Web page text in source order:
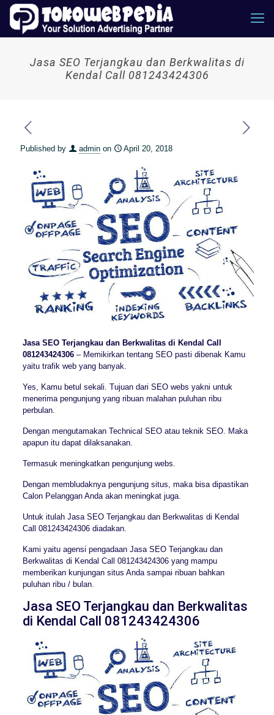
Jasa SEO Terjangkau dan Berkwalitas di
Kendal Call 081243424306
Published by admin on April 20, 2018
Jasa SEO Terjangkau dan Berkwalitas di Kendal Call
081243424306– Memikirkan tentang SEO pasti dibenak Kamu
yaitu trafik web yang banyak.
Yes, Kamu betul sekali. Tujuan dari SEO webs yakni untuk
menerima pengunjung yang ribuan malahan puluhan ribu
perbulan.
Dengan mengutamakan Technical SEO atau teknik SEO. Maka
apapun itu dapat dilaksanakan.
Termasuk meningkatkan pengunjung webs.
Dengan membludaknya pengunjung situs, maka bisa dipastikan
Calon Pelanggan Anda akan meningkat juga.
Untuk itulah Jasa SEO Terjangkau dan Berkwalitas di Kendal
Call 081243424306 diadakan.
Kami yaitu agensi pengadaan Jasa SEO Terjangkau dan
Berkwalitas di Kendal Call 081243424306 yang mampu
memberikan kunjungan situs Anda sampai ribuan bahkan
puluhan ribu / bulan.
Jasa SEO Terjangkau dan Berkwalitas
di Kendal Call 081243424306